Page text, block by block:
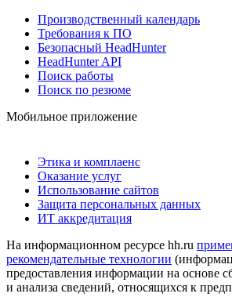
Производственный календарь
Требования к ПО
Безопасный HeadHunter
HeadHunter API
Поиск работы
Поиск по резюме
Мобильное приложение
Этика и комплаенс
Оказание услуг
Использование сайтов
Защита персональных данных
ИТ аккредитация
На информационном ресурсе hh.ru
рекомендательные технологии
предоставления информации на основе
и анализа сведений, относящихся к